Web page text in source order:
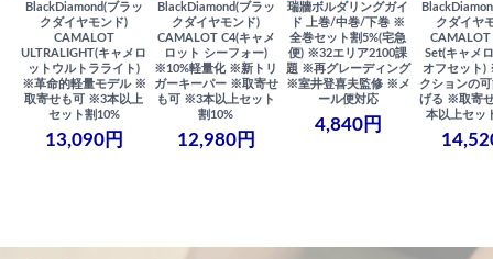
BlackDiamond(ブラッ
クダイヤモンド)
CAMALOT
ULTRALIGHT(キャメロ
ットウルトラライト)
※革命的軽量モデル ※
取寄せも可 ※3本以上
セット割10%
13,090円
BlackDiamond(ブラッ
クダイヤモンド)
CAMALOT C4(キャメ
ロット シーフォー)
※10%軽量化 ※新トリ
ガーキーパー ※取寄せ
も可 ※3本以上セット
割10%
12,980円
瑞牆ボルダリングガイ
ド 上巻/中巻/下巻 ※
全巻セット割5%(宅急
便) ※32エリア2100課
題 ※再グレーディング
※室井登喜夫監修 ※メ
ール便対応
4,840円
クダイヤ
Set(キャメ
オフセット)
クションの
げる ※取寄
本以上セッ